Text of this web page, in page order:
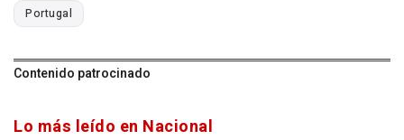
Portugal
Contenido patrocinado
Lo más leído en Nacional